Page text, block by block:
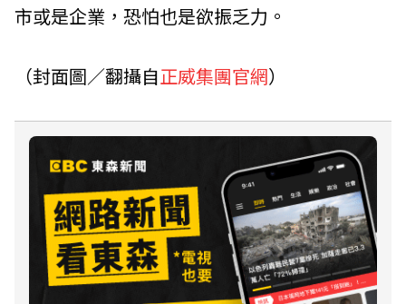
市或是企業，恐怕也是欲振乏力。
（封面圖／翻攝自正威集團官網）